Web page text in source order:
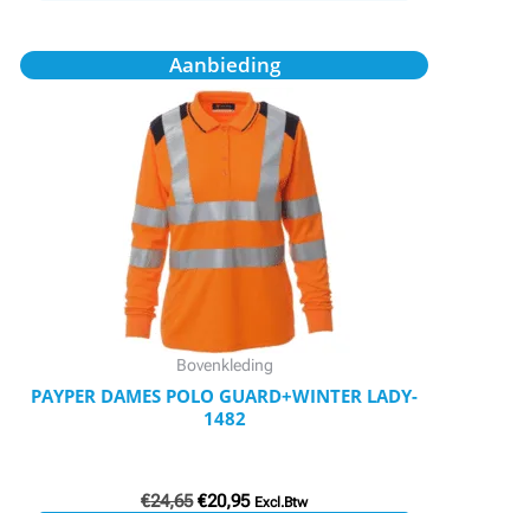
Aanbieding
Bovenkleding
PAYPER DAMES POLO GUARD+WINTER LADY-
1482
€24,65
Oorspronkelijke
prijs
was:
€24,65.
€20,95
Huidige
prijs
is:
€20,95.
Excl.Btw
Dit
product
heeft
meerdere
variaties.
Deze
optie
gekozen
worden
op
de